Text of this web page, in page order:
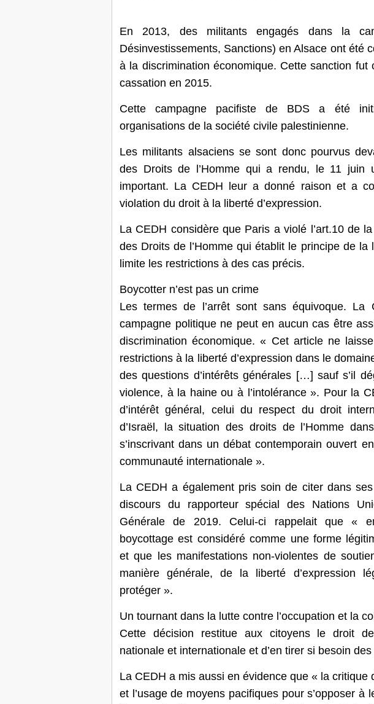
En 2013, des militants engagés dans la
Désinvestissements, Sanctions) en Alsace ont été
à la discrimination économique. Cette sanction fut
cassation en 2015.
Cette campagne pacifiste de BDS a été
organisations de la société civile palestinienne.
Les militants alsaciens se sont donc pourvus
des Droits de l’Homme qui a rendu, le 11 juin
important. La CEDH leur a donné raison et a
violation du droit à la liberté d’expression.
La CEDH considère que Paris a violé l’art.10 de
des Droits de l’Homme qui établit le principe de la
limite les restrictions à des cas précis.
Boycotter n’est pas un crime
Les termes de l’arrêt sont sans équivoque. La
campagne politique ne peut en aucun cas être
discrimination économique. « Cet article ne
restrictions à la liberté d’expression dans le
des questions d’intérêts générales […] sauf s’il
violence, à la haine ou à l’intolérance ». Pour la
d’intérêt général, celui du respect du droit
d’Israël, la situation des droits de l’Homme
s’inscrivant dans un débat contemporain ouvert
communauté internationale ».
La CEDH a également pris soin de citer dans
discours du rapporteur spécial des Nations
Générale de 2019. Celui-ci rappelait que «
boycottage est considéré comme une forme
et que les manifestations non-violentes de
manière générale, de la liberté d’expression
protéger ».
Un tournant dans la lutte contre l’occupation et la
Cette décision restitue aux citoyens le droit
nationale et internationale et d’en tirer si besoin
La CEDH a mis aussi en évidence que « la critique
et l’usage de moyens pacifiques pour s’opposer à